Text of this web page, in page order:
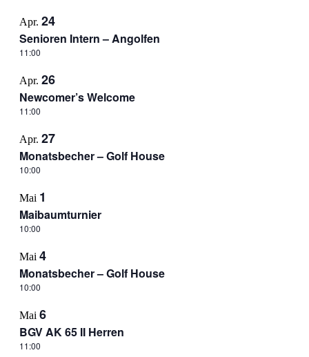
Apr. 24
Senioren Intern – Angolfen
11:00
Apr. 26
Newcomer’s Welcome
11:00
Apr. 27
Monatsbecher – Golf House
10:00
Mai 1
Maibaumturnier
10:00
Mai 4
Monatsbecher – Golf House
10:00
Mai 6
BGV AK 65 II Herren
11:00